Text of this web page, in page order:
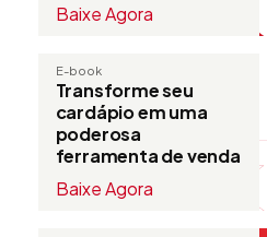
Baixe Agora
E-book
Transforme seu
cardápio em uma
poderosa
ferramenta de venda
Baixe Agora